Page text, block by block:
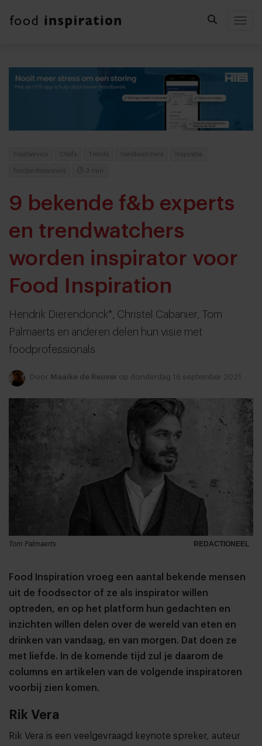
Foodservice Chefs Trends trendwatchers inspiratie
foodprofessionals 3 min
9 bekende f&b experts
en trendwatchers
worden inspirator voor
Food Inspiration
Hendrik Dierendonck*, Christel Cabanier, Tom
Palmaerts en anderen delen hun visie met
foodprofessionals
Door Maaike de Reuver op donderdag 16 september 2021
REDACTIONEEL
Tom Palmaerts
Food Inspiration vroeg een aantal bekende mensen
uit de foodsector of ze als inspirator willen
optreden, en op het platform hun gedachten en
inzichten willen delen over de wereld van eten en
drinken van vandaag, en van morgen. Dat doen ze
met liefde. In de komende tijd zul je daarom de
columns en artikelen van de volgende inspiratoren
voorbij zien komen.
Rik Vera
Rik Vera is een veelgevraagd keynote spreker, auteur